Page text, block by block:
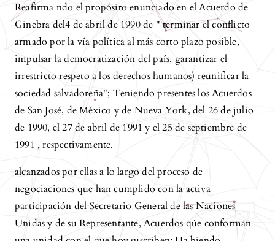
Reafirma ndo el propósito enunciado en el Acuerdo de
Ginebra del4 de abril de 1990 de " terminar el conflicto
armado por la vía política al más corto plazo posible,
impulsar la democratización del país, garantizar el
irrestricto respeto a los derechos humanos) reunificar la
sociedad salvadoreña"; Teniendo presentes los Acuerdos
de San José, de México y de Nueva York, del 26 de julio
de 1990, el 27 de abril de 1991 y el 25 de septiembre de
1991 , respectivamente.
alcanzados por ellas a lo largo del proceso de
negociaciones que han cumplido con la activa
participación del Secretario General de las Naciones
Unidas y de su Representante, Acuerdos qúe conforman